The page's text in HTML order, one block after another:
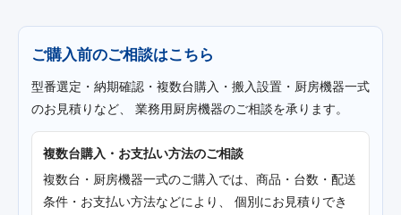
ご購入前のご相談はこちら
型番選定・納期確認・複数台購入・搬入設置・厨房機器一式
のお見積りなど、 業務用厨房機器のご相談を承ります。
複数台購入・お支払い方法のご相談
複数台・厨房機器一式のご購入では、商品・台数・配送
条件・お支払い方法などにより、 個別にお見積りでき